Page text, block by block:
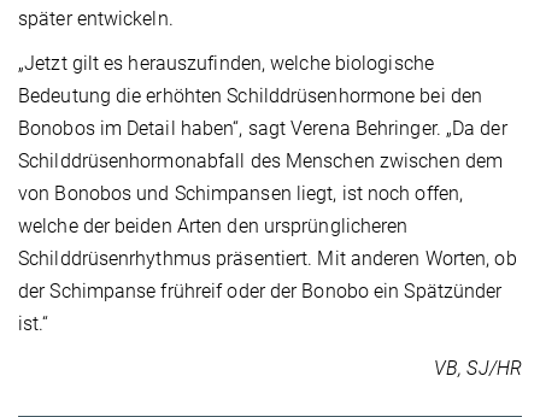
später entwickeln.
„Jetzt gilt es herauszufinden, welche biologische
Bedeutung die erhöhten Schilddrüsenhormone bei den
Bonobos im Detail haben“, sagt Verena Behringer. „Da der
Schilddrüsenhormonabfall des Menschen zwischen dem
von Bonobos und Schimpansen liegt, ist noch offen,
welche der beiden Arten den ursprünglicheren
Schilddrüsenrhythmus präsentiert. Mit anderen Worten, ob
der Schimpanse frühreif oder der Bonobo ein Spätzünder
ist.“
VB, SJ/HR